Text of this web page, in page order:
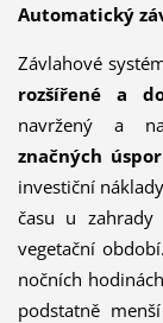
Automatický
Závlahové
rozšířené a
navržený a
značných
investiční
času u
vegetační
nočních
podstatně